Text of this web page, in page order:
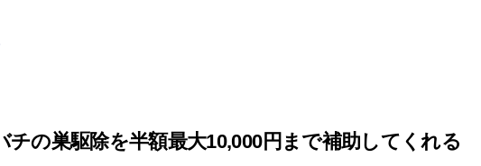
の巣駆除を半額最大10,000円まで補助してくれる